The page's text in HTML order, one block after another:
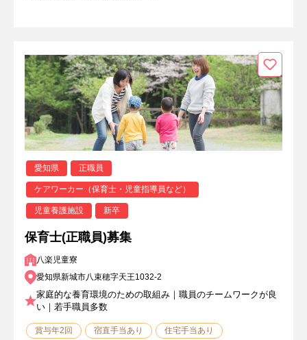
愛知県 正職員
ケアワーカー（保育士・児童指導員など）
児童養護施設 新卒
保育士(正職員)募集
八楽児童寮
愛知県新城市八束穂字天王1032-2
家庭的な養育環境のための取組み｜職員のチームワークが良
い｜若手職員多数
賞与年2回 宿直手当あり 住宅手当あり